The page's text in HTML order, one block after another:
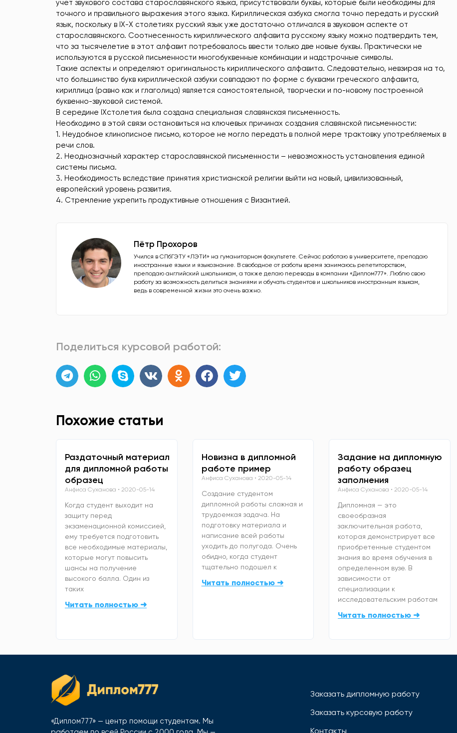
учет звукового состава старославянского языка, присутствовали буквы, которые были необходимы для
точного и правильного выражения этого языка. Кириллическая азбука смогла точно передать и русский
язык, поскольку в IХ-Х столетиях русский язык уже достаточно отличался в звуковом аспекте от
старославянского. Соотнесенность кириллического алфавита русскому языку можно подтвердить тем,
что за тысячелетие в этот алфавит потребовалось ввести только две новые буквы. Практически не
используются в русской письменности многобуквенные комбинации и надстрочные символы.
Такие аспекты и определяют оригинальность кириллического алфавита. Следовательно, невзирая на то,
что большинство букв кириллической азбуки совпадают по форме с буквами греческого алфавита,
кириллица (равно как и глаголица) является самостоятельной, творчески и по-новому построенной
буквенно-звуковой системой.
В середине IXстолетия была создана специальная славянская письменность.
Необходимо в этой связи остановиться на ключевых причинах создания славянской письменности:
1. Неудобное клинописное письмо, которое не могло передать в полной мере трактовку употребляемых в
речи слов.
2. Неоднозначный характер старославянской письменности – невозможность установления единой
системы письма.
3. Необходимость вследствие принятия христианской религии выйти на новый, цивилизованный,
европейский уровень развития.
4. Стремление укрепить продуктивные отношения с Византией.
Пётр Прохоров
Учился в СПбГЭТУ «ЛЭТИ» на гуманитарном факультете. Сейчас работаю в университете, преподаю
иностранные языки и языкознание. В свободное от работы время занимаюсь репетиторством,
преподаю английский школьникам, а также делаю переводы в компании «Диплом777». Люблю свою
работу за возможность делиться знаниями и обучать студентов и школьников иностранным языкам,
ведь в современной жизни это очень важно.
Поделиться курсовой работой:
Похожие статьи
Раздаточный материал
для дипломной работы
образец
Анфиса Суханова 2020-05-14
Когда студент выходит на
защиту перед
экзаменационной комиссией,
ему требуется подготовить
все необходимые материалы,
которые могут повысить
шансы на получение
высокого балла. Один из
таких
Читать полностью ➜
Новизна в дипломной
работе пример
Анфиса Суханова 2020-05-14
Создание студентом
дипломной работы сложная и
трудоемкая задача. На
подготовку материала и
написание всей работы
уходить до полугода. Очень
обидно, когда студент
тщательно подошел к
Читать полностью ➜
Задание на дипломную
работу образец
заполнения
Анфиса Суханова 2020-05-14
Дипломная — это
своеобразная
заключительная работа,
которая демонстрирует все
приобретенные студентом
знания во время обучения в
определенном вузе. В
зависимости от
специализации к
исследовательским работам
Читать полностью ➜
«Диплом777» — центр помощи студентам. Мы
Заказать дипломную работу
Заказать курсовую работу
Контакты